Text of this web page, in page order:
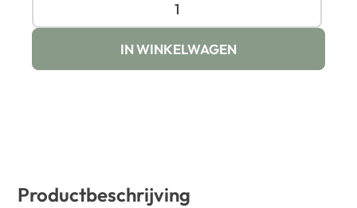
IN WINKELWAGEN
Productbeschrijving